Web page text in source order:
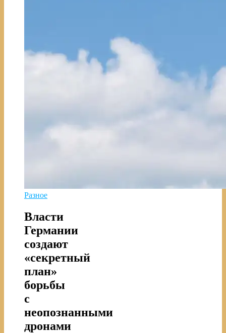
Разное
Власти
Германии
создают
«секретный
план»
борьбы
с
неопознанными
дронами